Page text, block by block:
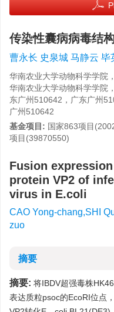
传染性囊病病毒结
曹永长 史泉城 马静云 毕
华南农业大学动物科学学院
华南农业大学动物科学学院
东广州510642，广东广州
广州510642
基金项目: 国家863项目
项目(39870550)
Fusion
protein VP2 of
virus in E.coli
CAO Yong-chang,SHI
zuo
摘要
摘要: 将IBDV超强毒株
表达质粒psoc的EcoRI位点